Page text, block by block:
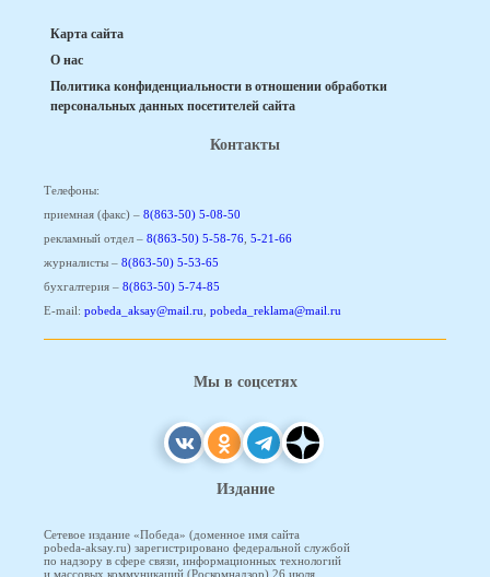
Карта сайта
О нас
Политика конфиденциальности в отношении обработки
персональных данных посетителей сайта
Контакты
Телефоны:
приемная (факс) – 8(863-50) 5-08-50
рекламный отдел – 8(863-50) 5-58-76, 5-21-66
журналисты – 8(863-50) 5-53-65
бухгалтерия – 8(863-50) 5-74-85
E-mail: pobeda_aksay@mail.ru, pobeda_reklama@mail.ru
Мы в соцсетях
Издание
Сетевое издание «Победа» (доменное имя сайта
pobeda-aksay.ru) зарегистрировано федеральной службой
по надзору в сфере связи, информационных технологий
и массовых коммуникаций (Роскомнадзор) 26 июля